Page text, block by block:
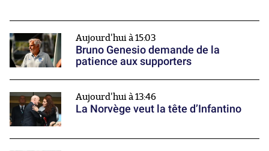
Aujourd'hui à 15:03
Bruno Genesio demande de la
patience aux supporters
Aujourd'hui à 13:46
La Norvège veut la tête d’Infantino